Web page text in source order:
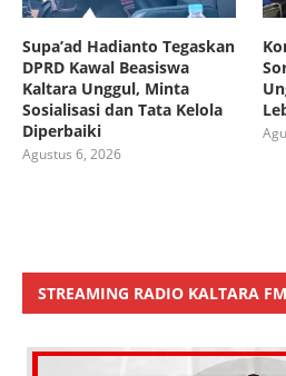
Supa’ad Hadianto Tegaskan
DPRD Kawal Beasiswa
Kaltara Unggul, Minta
Sosialisasi dan Tata Kelola
Diperbaiki
Agustus 6, 2026
STREAMING RADIO KALTARA FM